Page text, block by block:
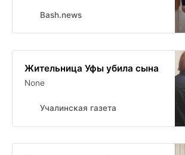
отношений, нанесла
Bash.news
Жительница Уфы убила сына
None
Учалинская газета